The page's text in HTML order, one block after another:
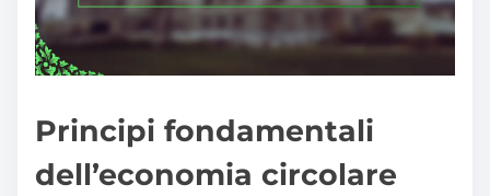
Principi fondamentali
dell’economia circolare